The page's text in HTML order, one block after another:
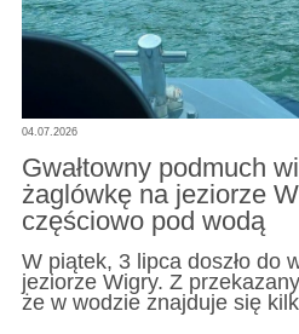
04.07.2026
Gwałtowny podmuch
żaglówkę na jeziorze
częściowo pod wodą
W piątek, 3 lipca doszło do
jeziorze Wigry. Z
że w wodzie znajduje się